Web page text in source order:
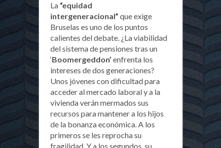
La “equidad
intergeneracional” que exige
Bruselas es uno de los puntos
calientes del debate. ¿La viabilidad
del sistema de pensiones tras un
‘Boomergeddon’ enfrenta los
intereses de dos generaciones?
Unos jóvenes con dificultad para
acceder al mercado laboral y a la
vivienda verán mermados sus
recursos para mantener a los hijos
de la bonanza económica. A los
primeros se les reprocha su
fragilidad. Y a los segundos, su